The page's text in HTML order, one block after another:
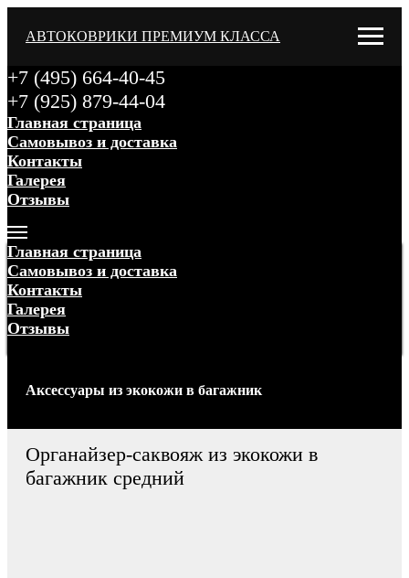
АВТОКОВРИКИ ПРЕМИУМ КЛАССА
+7 (495) 664-40-45
+7 (925) 879-44-04
Главная страница
Самовывоз и доставка
Контакты
Галерея
Отзывы
Главная страница
Самовывоз и доставка
Контакты
Галерея
Отзывы
Аксессуары из экокожи в багажник
Органайзер-саквояж из экокожи в
багажник средний